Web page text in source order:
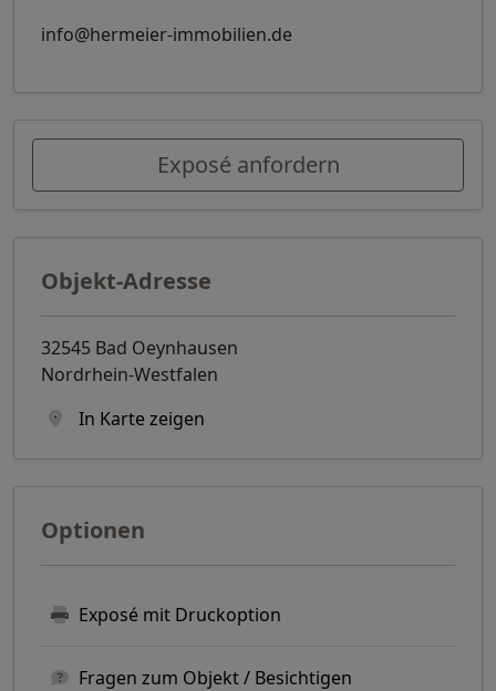
info@hermeier-immobilien.de
Exposé anfordern
Objekt-Adresse
32545 Bad Oeynhausen
Nordrhein-Westfalen
In Karte zeigen
Optionen
Exposé mit Druckoption
Fragen zum Objekt / Besichtigen